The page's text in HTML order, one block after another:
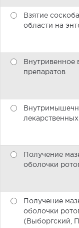
Взятие
области на
Внутривенное
препаратов
Получение
оболочки
Получение
оболочки
(Выборгский,